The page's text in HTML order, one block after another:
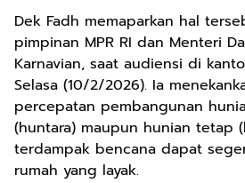
Dek Fadh memaparkan hal
pimpinan MPR RI dan Menteri
Karnavian, saat audiensi di
Selasa (10/2/2026). Ia
percepatan pembangunan
(huntara) maupun hunian tetap
terdampak bencana dapat
rumah yang layak.